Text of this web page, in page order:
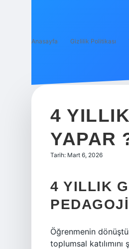
Anasayfa Gizlilik Politikası
4
YAPAR
Tarih: Mart 6, 2026
4 YILLIK
Öğrenmenin
toplumsal